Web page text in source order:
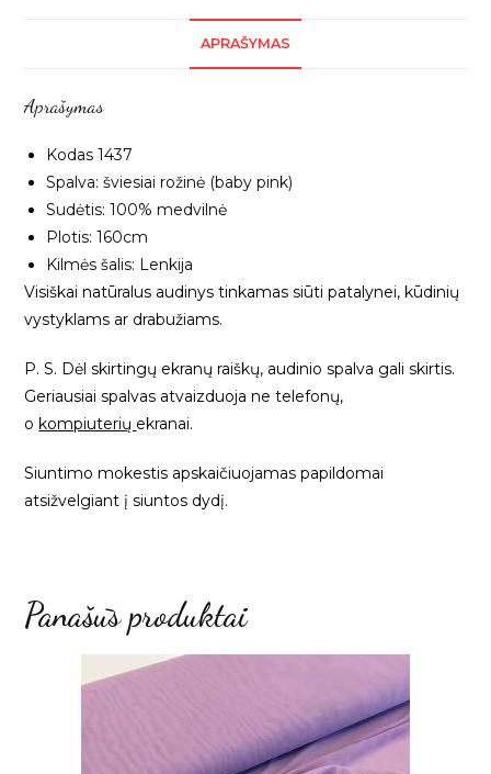
APRAŠYMAS
Aprašymas
Kodas 1437
Spalva: šviesiai rožinė (baby pink)
Sudėtis: 100% medvilnė
Plotis: 160cm
Kilmės šalis: Lenkija
Visiškai natūralus audinys tinkamas siūti patalynei, kūdinių
vystyklams ar drabužiams.
P. S. Dėl skirtingų ekranų raiškų, audinio spalva gali skirtis.
Geriausiai spalvas atvaizduoja ne telefonų,
okompiuterių ekranai.
Siuntimo mokestis apskaičiuojamas papildomai
atsižvelgiant į siuntos dydį.
Panašūs produktai